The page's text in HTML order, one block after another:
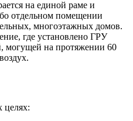
на единой раме и
отдельном помещении
многоэтажных домов.
где установлено ГРУ
могущей на протяжении 60
целях: